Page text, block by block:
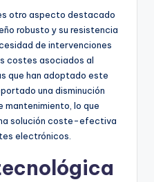
otro aspecto destacado
robusto y su resistencia
de intervenciones
costes asociados al
que han adoptado este
una disminución
lo que
solución coste-efectiva
electrónicos.